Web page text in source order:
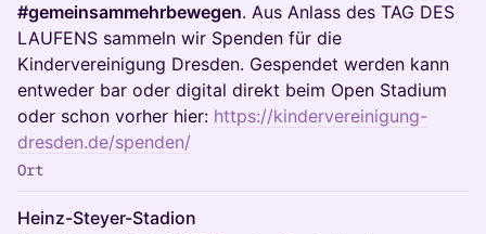
#gemeinsammehrbewegen. Aus Anlass des TAG DES
LAUFENS sammeln wir Spenden für die
Kindervereinigung Dresden. Gespendet werden kann
entweder bar oder digital direkt beim Open Stadium
oder schon vorher hier: https://kindervereinigung-
dresden.de/spenden/
Ort
Heinz-Steyer-Stadion